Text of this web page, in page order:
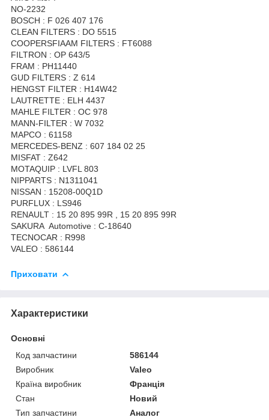
NO-2232
BOSCH : F 026 407 176
CLEAN FILTERS : DO 5515
COOPERSFIAAM FILTERS : FT6088
FILTRON : OP 643/5
FRAM : PH11440
GUD FILTERS : Z 614
HENGST FILTER : H14W42
LAUTRETTE : ELH 4437
MAHLE FILTER : OC 978
MANN-FILTER : W 7032
MAPCO : 61158
MERCEDES-BENZ : 607 184 02 25
MISFAT : Z642
MOTAQUIP : LVFL 803
NIPPARTS : N1311041
NISSAN : 15208-00Q1D
PURFLUX : LS946
RENAULT : 15 20 895 99R , 15 20 895 99R
SAKURA Automotive : C-18640
TECNOCAR : R998
VALEO : 586144
Приховати
Характеристики
Основні
Код запчастини
586144
Виробник
Valeo
Країна виробник
Франція
Стан
Новий
Тип запчастини
Аналог